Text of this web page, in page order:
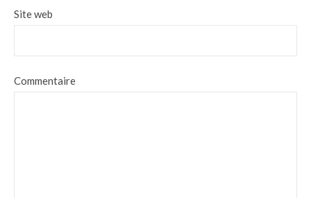
Site web
Commentaire